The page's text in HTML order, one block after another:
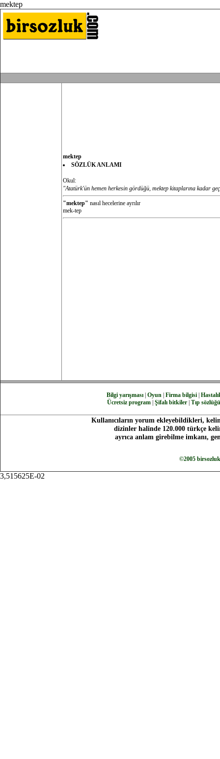
mektep
mektep
SÖZLÜK ANLAMI
Okul:
"Atatürk'ün hemen herkesin gördüğü, mektep kitaplarına kadar
"mektep" nasıl hecelerine ayrılır
mek-tep
Bilgi yarışması| Oyun| Firma bilgisi|
Ücretsiz program Şifalı bitkiler Tıp sözlüğü
Kullanıcıların yorum ekleyebildikleri,
dizinler halinde 120.000 türkçe
ayrıca anlam girebilme imkanı,
©2005
3,515625E-02